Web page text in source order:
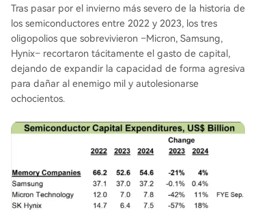
Tras pasar por el invierno más severo de la historia de
los semiconductores entre 2022 y 2023, los tres
oligopolios que sobrevivieron –Micron, Samsung,
Hynix– recortaron tácitamente el gasto de capital,
dejando de expandir la capacidad de forma agresiva
para dañar al enemigo mil y autolesionarse
ochocientos.